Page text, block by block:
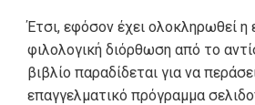
Έτσι, εφόσον έχει ολοκληρωθεί η
φιλολογική διόρθωση από το
βιβλίο παραδίδεται για να
επαγγελματικό πρόγραμμα